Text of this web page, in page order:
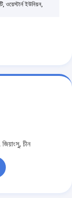
ওয়েস্টার্ন ইউনিয়ন,
চীন